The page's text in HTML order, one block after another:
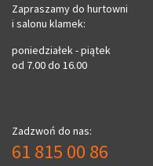
Zapraszamy do hurtowni
i salonu klamek:
poniedziałek - piątek
od 7.00 do 16.00
Zadzwoń do nas:
61 815 00 86